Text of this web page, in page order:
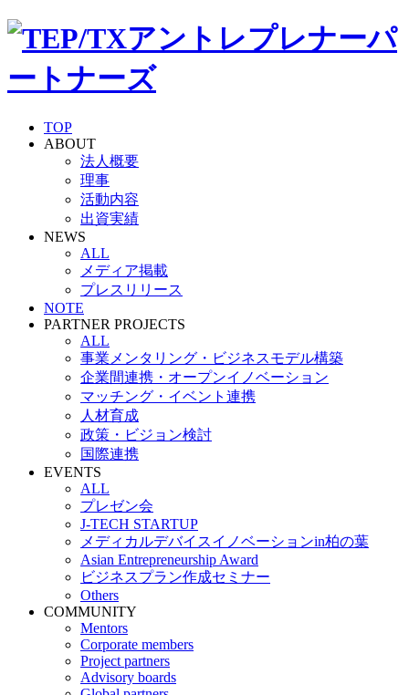
TOP
ABOUT
法人概要
理事
活動内容
出資実績
NEWS
ALL
メディア掲載
プレスリリース
NOTE
PARTNER PROJECTS
ALL
事業メンタリング・ビジネスモデル構築
企業間連携・オープンイノベーション
マッチング・イベント連携
人材育成
政策・ビジョン検討
国際連携
EVENTS
ALL
プレゼン会
J-TECH STARTUP
メディカルデバイスイノベーションin柏の葉
Asian Entrepreneurship Award
ビジネスプラン作成セミナー
Others
COMMUNITY
Mentors
Corporate members
Project partners
Advisory boards